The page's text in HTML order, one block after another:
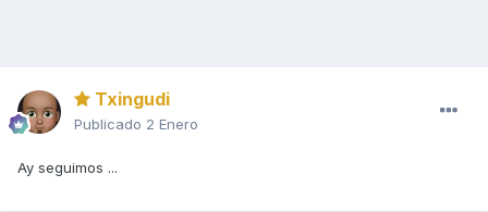
Txingudi
Publicado 2 Enero
Ay seguimos ...